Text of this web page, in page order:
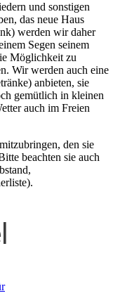
und sonstigen
das neue Haus
werden wir daher
Segen seinem
Möglichkeit zu
Wir werden auch eine
anbieten, sie
gemütlich in kleinen
auch im Freien
den sie
beachten sie auch